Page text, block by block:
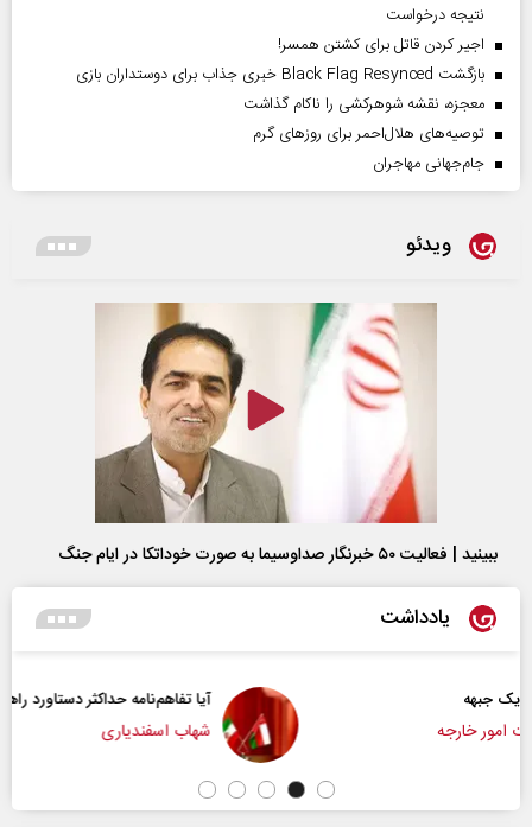
نتیجه درخواست
اجیر کردن قاتل برای کشتن همسر!
بازگشت Black Flag Resynced خبری جذاب برای دوستداران بازی
معجزه، نقشه شوهرکشی را ناکام گذاشت
توصیه‌های هلال‌احمر برای روز‌های گرم
جام‌جهانی مهاجران
ویدئو
ببینید | فعالیت ۵۰ خبرنگار صداوسیما به صورت خوداتکا در ایام جنگ
یادداشت
آیا تفاهم‌نامه حداکثر دستاورد راهبردی ایران بود؟
شهاب اسفندیاری